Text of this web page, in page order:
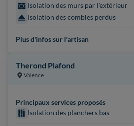
Isolation des murs par l'extérieur
Isolation des combles perdus
Plus d'infos sur l'artisan
Therond Plafond
Valence
Principaux services proposés
Isolation des planchers bas